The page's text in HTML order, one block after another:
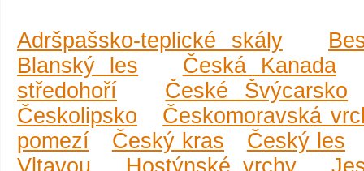
Adršpašsko-teplické skály
Blanský les
Česká Kanada
středohoří
České Švýcarsko
Českolipsko
Českomoravská
pomezí
Český kras
Český les
Vltavou
Hostýnské vrchy